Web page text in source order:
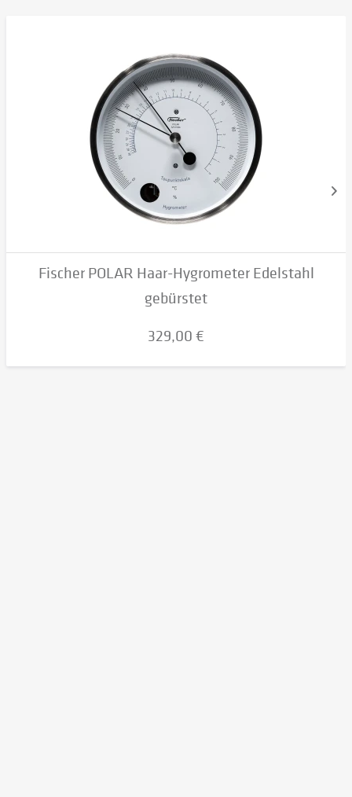
Fischer POLAR Haar-Hygrometer Edelstahl
gebürstet
329,00 €